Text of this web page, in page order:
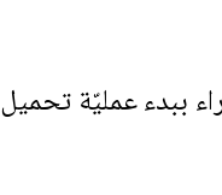
ببدء عمليّة تحميل